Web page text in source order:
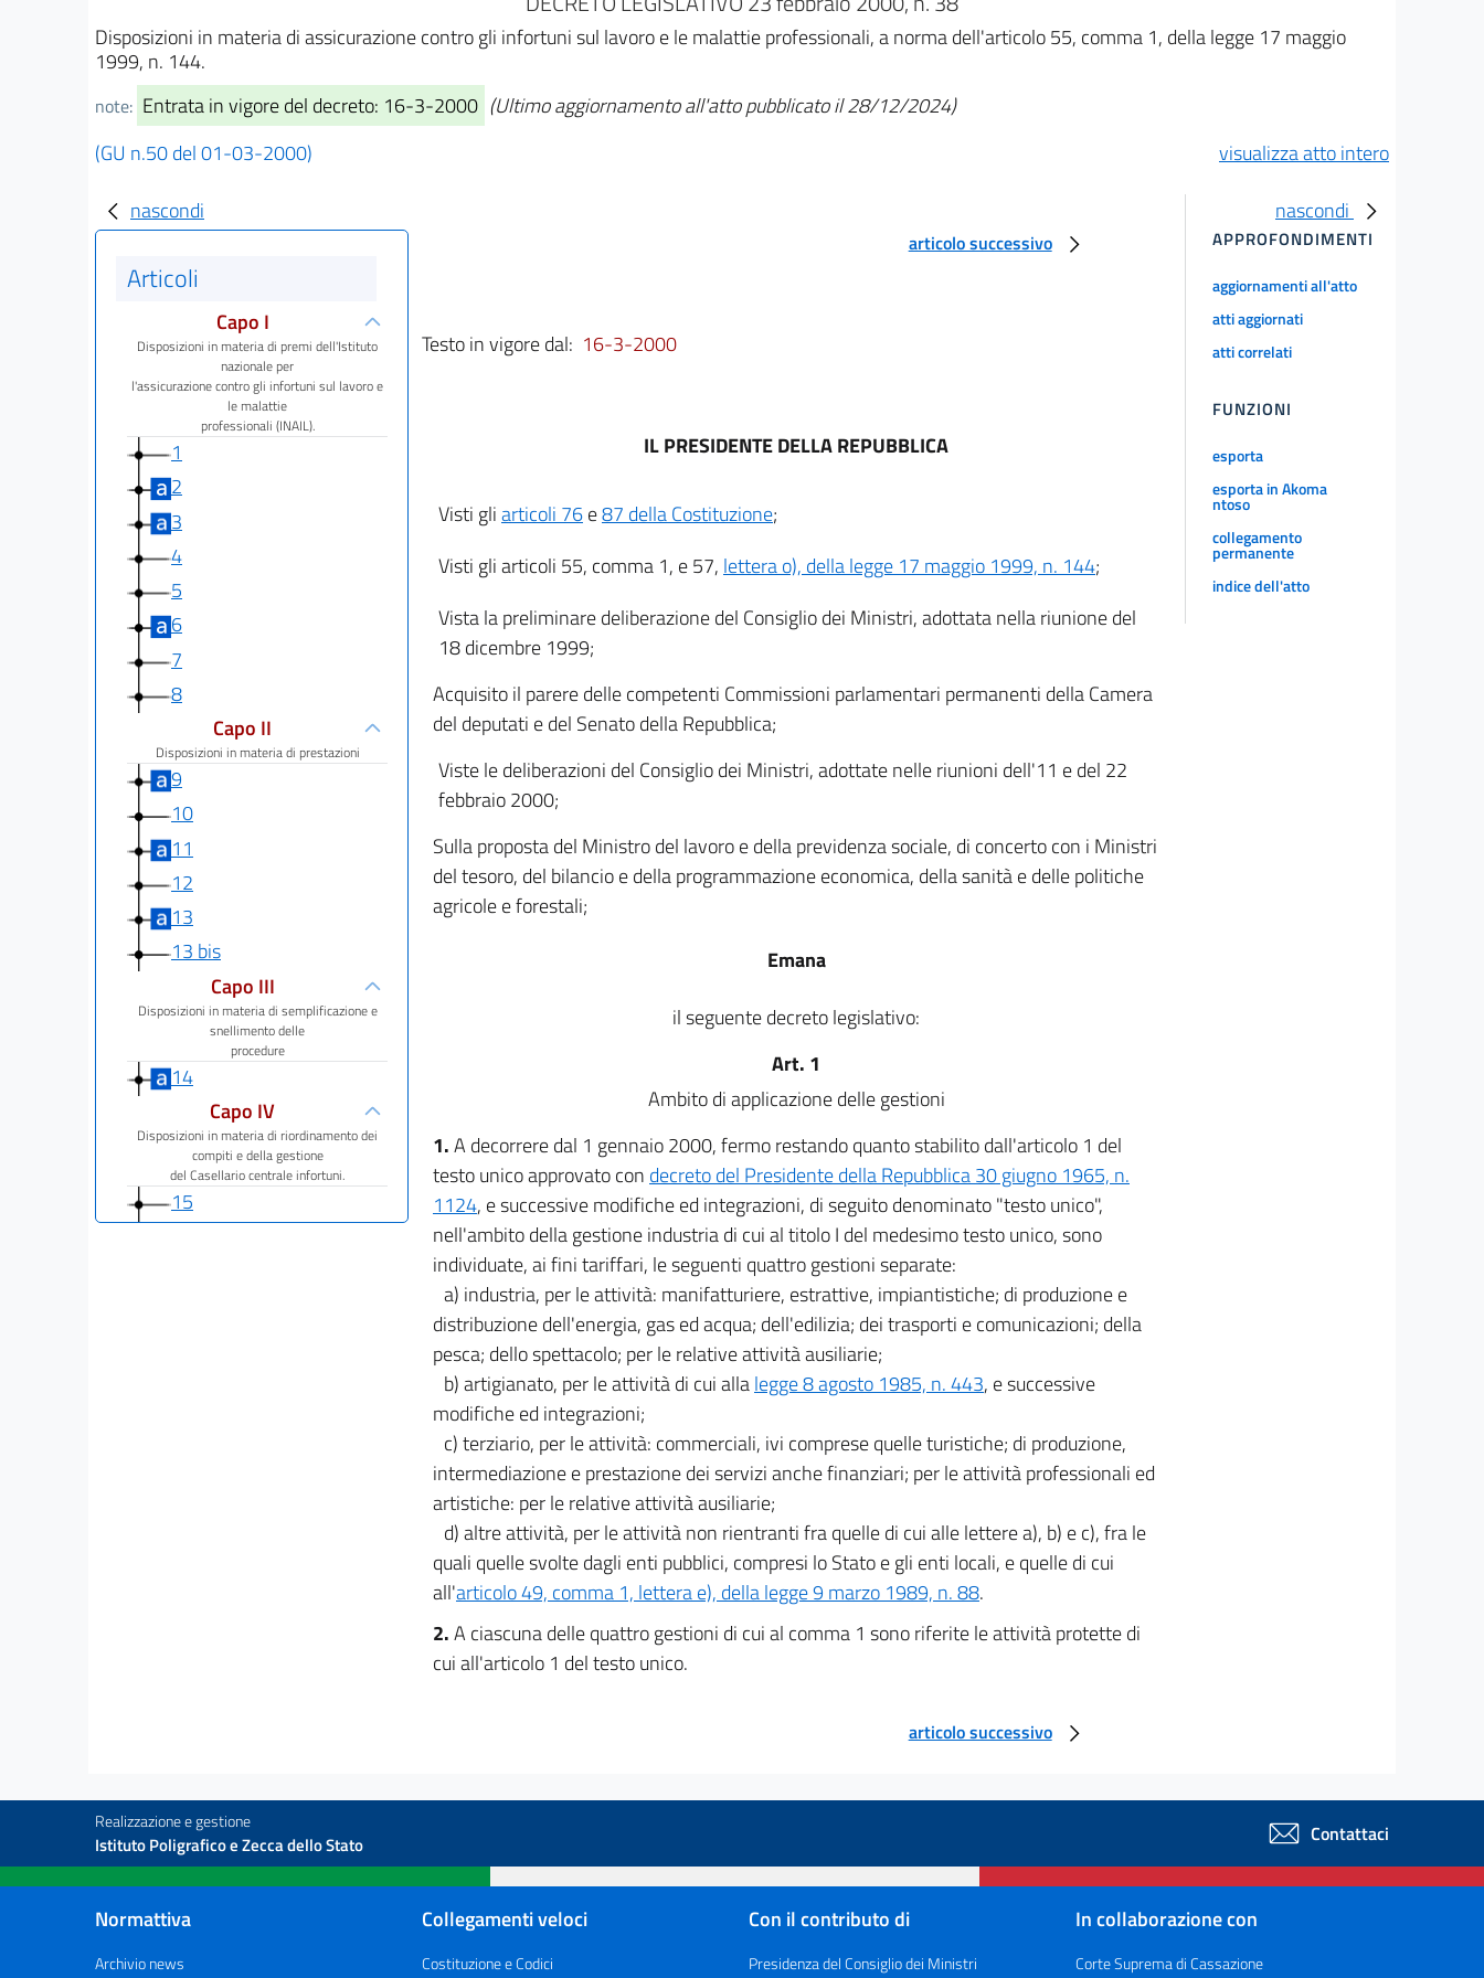
Disposizioni in materia di assicurazione contro gli infortuni sul lavoro e le malattie professionali, a norma dell'articolo 55, comma 1, della legge 17 maggio
1999, n. 144.
note: Entrata in vigore del decreto: 16-3-2000 (Ultimo aggiornamento all'atto pubblicato il 28/12/2024)
(GU n.50 del 01-03-2000)
visualizza atto intero
nascondi
Articoli
Capo I
Disposizioni in materia di premi dell'Istituto
nazionale per
l'assicurazione contro gli infortuni sul lavoro e
le malattie
professionali (INAIL).
1
2
3
4
5
6
7
8
Capo II
Disposizioni in materia di prestazioni
9
10
11
12
13
13 bis
Capo III
Disposizioni in materia di semplificazione e
snellimento delle
procedure
14
Capo IV
Disposizioni in materia di riordinamento dei
compiti e della gestione
del Casellario centrale infortuni.
15
articolo successivo
Testo in vigore dal: 16-3-2000
IL PRESIDENTE DELLA REPUBBLICA
Visti gliarticoli 76e87 della Costituzione;
Visti gli articoli 55, comma 1, e 57, lettera o), della legge 17 maggio 1999, n. 144;
Vista la preliminare deliberazione del Consiglio dei Ministri, adottata nella riunione del
18 dicembre 1999;
Acquisito il parere delle competenti Commissioni parlamentari permanenti della Camera
del deputati e del Senato della Repubblica;
Viste le deliberazioni del Consiglio dei Ministri, adottate nelle riunioni dell'11 e del 22
febbraio 2000;
Sulla proposta del Ministro del lavoro e della previdenza sociale, di concerto con i Ministri
del tesoro, del bilancio e della programmazione economica, della sanità e delle politiche
agricole e forestali;
Emana
il seguente decreto legislativo:
Art. 1
Ambito di applicazione delle gestioni
1.A decorrere dal 1 gennaio 2000, fermo restando quanto stabilito dall'articolo 1 del
testo unico approvato con decreto del Presidente della Repubblica 30 giugno 1965, n.
1124, e successive modifiche ed integrazioni, di seguito denominato "testo unico",
nell'ambito della gestione industria di cui al titolo I del medesimo testo unico, sono
individuate, ai fini tariffari, le seguenti quattro gestioni separate:
a) industria, per le attività: manifatturiere, estrattive, impiantistiche; di produzione e
distribuzione dell'energia, gas ed acqua; dell'edilizia; dei trasporti e comunicazioni; della
pesca; dello spettacolo; per le relative attività ausiliarie;
b) artigianato, per le attività di cui allalegge 8 agosto 1985, n. 443, e successive
modifiche ed integrazioni;
c) terziario, per le attività: commerciali, ivi comprese quelle turistiche; di produzione,
intermediazione e prestazione dei servizi anche finanziari; per le attività professionali ed
artistiche: per le relative attività ausiliarie;
d) altre attività, per le attività non rientranti fra quelle di cui alle lettere a), b) e c), fra le
quali quelle svolte dagli enti pubblici, compresi lo Stato e gli enti locali, e quelle di cui
all'articolo 49, comma 1, lettera e), della legge 9 marzo 1989, n. 88.
2.A ciascuna delle quattro gestioni di cui al comma 1 sono riferite le attività protette di
cui all'articolo 1 del testo unico.
articolo successivo
nascondi
APPROFONDIMENTI
aggiornamenti all'atto
atti aggiornati
atti correlati
FUNZIONI
esporta
esporta in Akoma
ntoso
collegamento
permanente
indice dell'atto
Realizzazione e gestione
Istituto Poligrafico e Zecca dello Stato Contattaci
Normattiva
Archivio news
Collegamenti veloci
Costituzione e Codici
Con il contributo di
Presidenza del Consiglio dei Ministri
In collaborazione con
Corte Suprema di Cassazione